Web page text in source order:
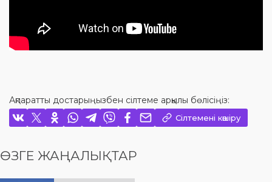
Ақпаратты достарыңызбен сілтеме арқылы бөлісіңіз:
Сілтемені көшіру
ӨЗГЕ ЖАҢАЛЫҚТАР